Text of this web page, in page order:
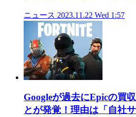
ニュース 2023.11.22 Wed 1:57
Googleが過去にEpicの買
とが発覚！理由は「自社